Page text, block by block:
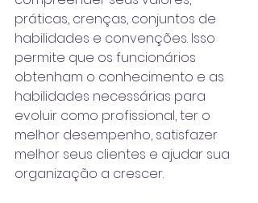
práticas, crenças, conjuntos de
habilidades e convenções. Isso
permite que os funcionários
obtenham o conhecimento e as
habilidades necessárias para
evoluir como profissional, ter o
melhor desempenho, satisfazer
melhor seus clientes e ajudar sua
organização a crescer.